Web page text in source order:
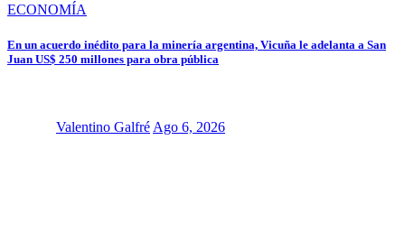
ECONOMÍA
En un acuerdo inédito para la minería argentina, Vicuña le adelanta a San
Juan US$ 250 millones para obra pública
Valentino Galfré Ago 6, 2026